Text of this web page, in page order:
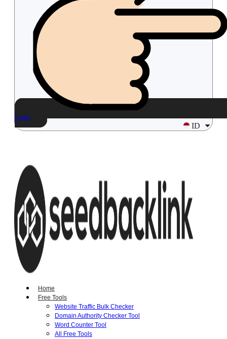
Login
ID
Home
Free Tools
Website Traffic Bulk Checker
Domain Authority Checker Tool
Word Counter Tool
All Free Tools